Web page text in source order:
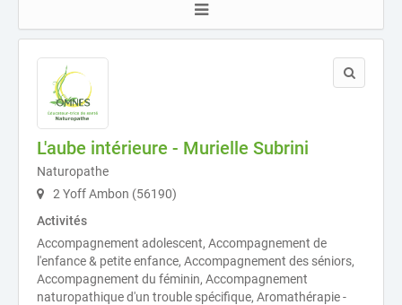
L'aube intérieure - Murielle Subrini
Naturopathe
2 Yoff Ambon (56190)
Activités
Accompagnement adolescent, Accompagnement de
l'enfance & petite enfance, Accompagnement des séniors,
Accompagnement du féminin, Accompagnement
naturopathique d'un trouble spécifique, Aromathérapie -